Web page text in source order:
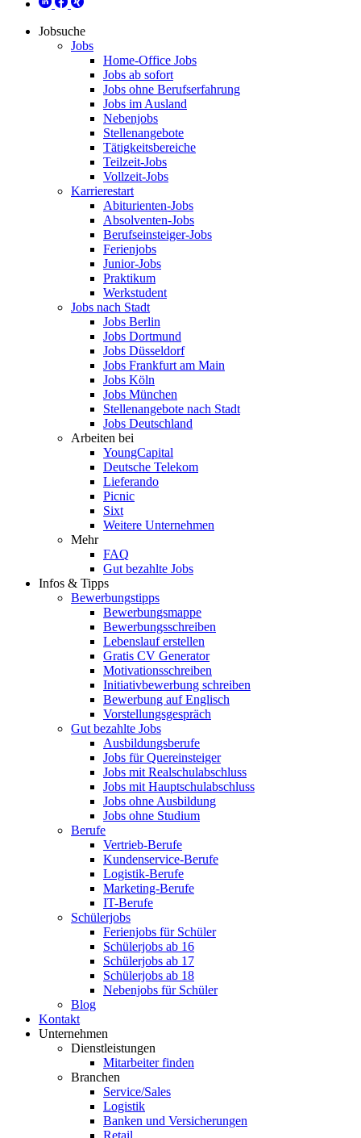
Jobsuche
Jobs
Home-Office Jobs
Jobs ab sofort
Jobs ohne Berufserfahrung
Jobs im Ausland
Nebenjobs
Stellenangebote
Tätigkeitsbereiche
Teilzeit-Jobs
Vollzeit-Jobs
Karrierestart
Abiturienten-Jobs
Absolventen-Jobs
Berufseinsteiger-Jobs
Ferienjobs
Junior-Jobs
Praktikum
Werkstudent
Jobs nach Stadt
Jobs Berlin
Jobs Dortmund
Jobs Düsseldorf
Jobs Frankfurt am Main
Jobs Köln
Jobs München
Stellenangebote nach Stadt
Jobs Deutschland
Arbeiten bei
YoungCapital
Deutsche Telekom
Lieferando
Picnic
Sixt
Weitere Unternehmen
Mehr
FAQ
Gut bezahlte Jobs
Infos & Tipps
Bewerbungstipps
Bewerbungsmappe
Bewerbungsschreiben
Lebenslauf erstellen
Gratis CV Generator
Motivationsschreiben
Initiativbewerbung schreiben
Bewerbung auf Englisch
Vorstellungsgespräch
Gut bezahlte Jobs
Ausbildungsberufe
Jobs für Quereinsteiger
Jobs mit Realschulabschluss
Jobs mit Hauptschulabschluss
Jobs ohne Ausbildung
Jobs ohne Studium
Berufe
Vertrieb-Berufe
Kundenservice-Berufe
Logistik-Berufe
Marketing-Berufe
IT-Berufe
Schülerjobs
Ferienjobs für Schüler
Schülerjobs ab 16
Schülerjobs ab 17
Schülerjobs ab 18
Nebenjobs für Schüler
Blog
Kontakt
Unternehmen
Dienstleistungen
Mitarbeiter finden
Branchen
Service/Sales
Logistik
Banken und Versicherungen
Retail